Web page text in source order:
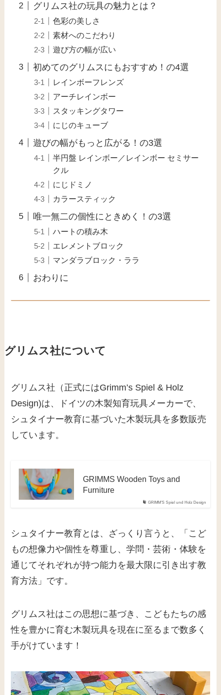
グリムス社の玩具の魅力とは？
色彩の美しさ
素材へのこだわり
遊び方の幅が広い
初めてのグリムスにもおすすめ！の4選
レインボーフレンズ
アーチレインボー
スタッキングタワー
にじのキューブ
遊びの幅がもっと広がる！の3選
半円盤 レインボー／レインボー セミサー
クル
にじドミノ
カラースティック
唯一無二の個性にときめく！の3選
ハートの積み木
エレメントブロック
マンダラブロック・ララ
おわりに
グリムス社について
グリムス社（正式にはGrimm’s Spiel & Holz
Design)は、ドイツの木製知育玩具メーカーで、
シュタイナー教育に基づいた木製玩具を多数販売
しています。
GRIMM'S Spiel und Holz Design
GRIMMS Wooden Toys and
Furniture
シュタイナー教育とは、ざっくり言うと、「こど
もの想像力や個性を尊重し、学問・芸術・体験を
通じてそれぞれが持つ能力を最大限に引き出す教
育方法」です。
グリムス社はこの思想に基づき、こどもたちの感
性を豊かに育む木製玩具を現在に至るまで数多く
手がけています！